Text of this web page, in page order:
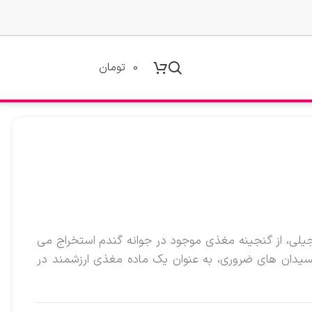
0 تومان
از گنجینه مغذی موجود در جوانه گندم استخراج می
های ضروری، به عنوان یک ماده مغذی ارزشمند در